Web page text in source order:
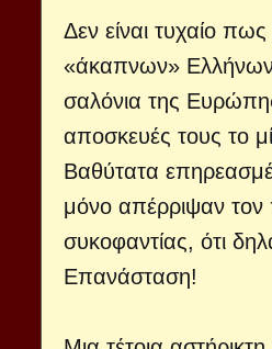
Δεν είναι τυχαίο
«άκαπνων»
σαλόνια της
αποσκευές τους το
Βαθύτατα
μόνο απέρριψαν
συκοφαντίας, ότι
Επανάσταση!